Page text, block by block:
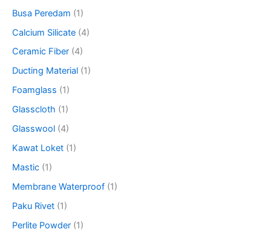
Busa Peredam (1)
Calcium Silicate (4)
Ceramic Fiber (4)
Ducting Material (1)
Foamglass (1)
Glasscloth (1)
Glasswool (4)
Kawat Loket (1)
Mastic (1)
Membrane Waterproof (1)
Paku Rivet (1)
Perlite Powder (1)